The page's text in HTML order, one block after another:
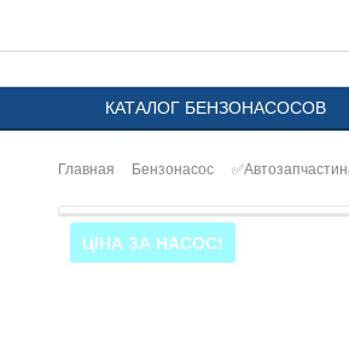
КАТАЛОГ БЕНЗОНАСОСОВ
Главная Бензонасос
ЦІНА ЗА НАСОС!